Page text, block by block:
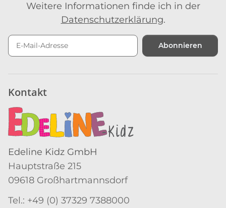
Weitere Informationen finde ich in der
Datenschutzerklärung.
Abonnieren
Kontakt
Edeline Kidz GmbH
Hauptstraße 215
09618 Großhartmannsdorf
Tel.: +49 (0) 37329 7388000